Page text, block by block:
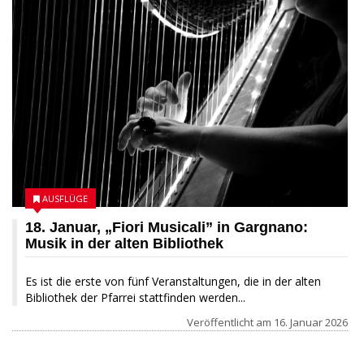
18. Januar, „Fiori Musicali” in Gargnano:
Musik in der alten Bibliothek
Es ist die erste von fünf Veranstaltungen, die in der alten
Bibliothek der Pfarrei stattfinden werden...
AUSFLÜGE
Veröffentlicht am 16. Januar 2026